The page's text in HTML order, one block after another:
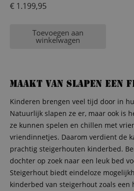
€ 1.199,95
Toevoegen aan
winkelwagen
Maakt van slapen een
Kinderen brengen veel tijd door in
Natuurlijk slapen ze er, maar ook is
ze kunnen spelen en chillen met
vriendinnetjes. Daarom verdient de
prachtig steigerhouten kinderbed.
dochter op zoek naar een leuk bed
Steigerhout biedt eindeloze
kinderbed van steigerhout zoals een